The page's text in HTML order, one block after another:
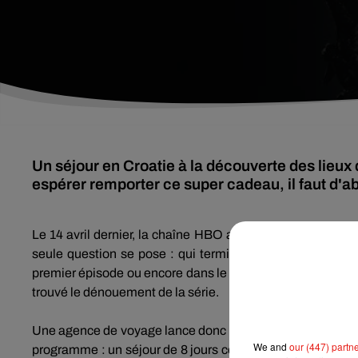
Un séjour en Croatie à la découverte des
espérer remporter ce super cadeau, il faut
Le 14 avril dernier, la chaîne HBO a diffusé le premier
seule question se pose : qui termina sur le trône ?
De
premier épisode ou encore dans le générique et les
trouvé le dénouement de la série.
Une agence de voyage lance donc un défi aux internautes :
programme : un séjour de 8 jours comprenant 3 nuit à
We and our (447)